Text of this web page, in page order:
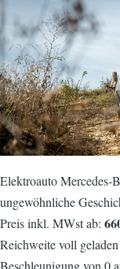
Elektroauto
ungewöhnliche
Preis inkl. MWst ab:
Reichweite voll
Beschleunigung von 0